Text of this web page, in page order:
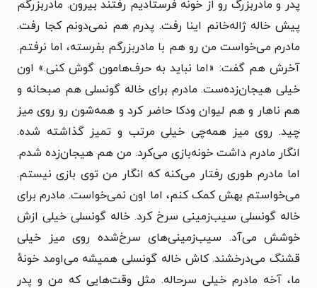
پدر و مادربزرگ رو از خونه فرستادیم رفتند بیرون. مادربزرگم
پیش خاله ژاله‌خانم اینا رفت. پدرم هم نمی‌دونم کجا رفت.
مادرم می‌خواست من رو هم با مادربزرگم بفرسته، اما نرفتم.
آخرش هم گفت: «اما نباید به حرف‌هامون گوش کنی.» اون
خیلی هیجان‌زده‌ست. مادرم برای خاله گونسلی هم صبحانه و
هم ناهار و هم لیوان ودکا حاضر کرد و همه‌شون رو روی میز
چید. روی میز همه‌چی خیلی مرتب و تمیز گذاشته شده.
انگار مادرم داشت خونه‌بازی می‌کرد. من هم هیجان‌زده شدم.
اما مادرم طوری رفتار می‌کنه که انگار من توی بازی نیستم.
می‌خواستم بهش کمک کنم، اما اون نمی‌خواست. مادرم برای
خاله گونسلی سیب‌زمینی سرخ کرد. خاله گونسلی خیلی ازش
خوشش می‌آد. سیب‌زمینی‌های سرخ‌شده روی میز خیلی
قشنگ می‌درخشند. کاش خاله گونسلی همیشه می‌اومد خونهٔ
ما، آخه مادرم خیلی سرحاله. مثل وقت‌هایی که من و پدر